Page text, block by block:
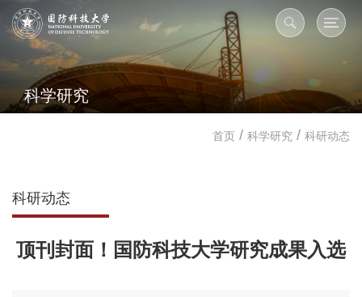
科学研究
首页 / 科学研究 / 科研动态
科研动态
顶刊封面！国防科技大学研究成果入选